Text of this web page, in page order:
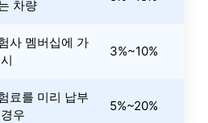
차량
사 멤버십에 가
3%~10%
료를 미리 납부
우
5%~20%